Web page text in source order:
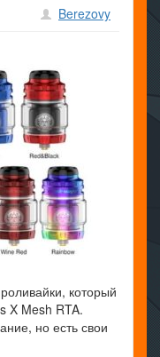
Berezovy
который
X Mesh RTA.
но есть свои